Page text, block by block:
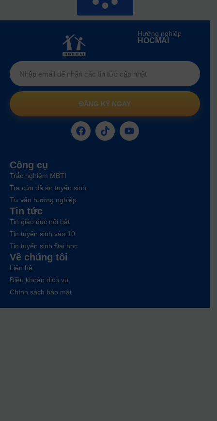
Hướng nghiệp
HOCMAI
ĐĂNG KÝ NGAY
Công cụ
Trắc nghiệm MBTI
Tra cứu đề án tuyển sinh
Tư vấn hướng nghiệp
Tin tức
Tin giáo dục nổi bật
Tin tuyển sinh vào 10
Tin tuyển sinh Đại học
Về chúng tôi
Liên hệ
Điều khoản dịch vụ
Chính sách bảo mật